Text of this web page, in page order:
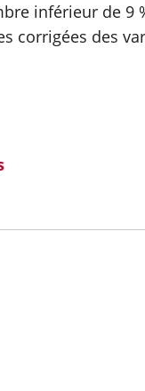
inférieur de 9
corrigées des